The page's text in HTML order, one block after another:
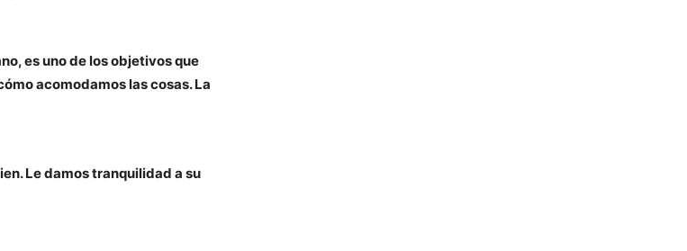
es uno de los objetivos que
acomodamos las cosas. La
Le damos tranquilidad a su